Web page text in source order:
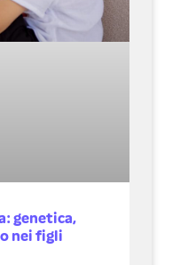
genetica,
nei figli